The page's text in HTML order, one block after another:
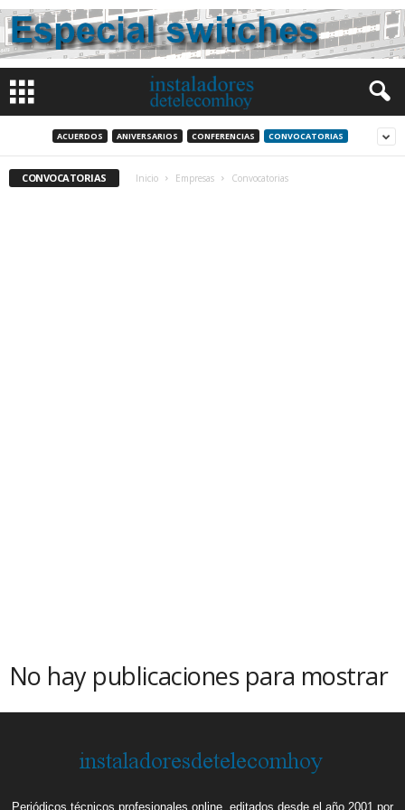
ACUERDOS ANIVERSARIOS CONFERENCIAS CONVOCATORIAS
CONVOCATORIAS Inicio Empresas Convocatorias
No hay publicaciones para mostrar
Periódicos técnicos profesionales online, editados desde el año 2001 por